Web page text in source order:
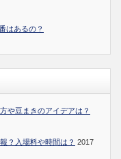
はあるの？
や豆まきのアイデアは？
？入場料や時間は？ 2017